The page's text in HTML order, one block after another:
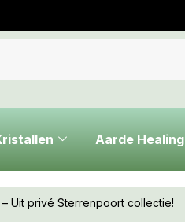
Aarde Healing
Uit privé Sterrenpoort collectie!